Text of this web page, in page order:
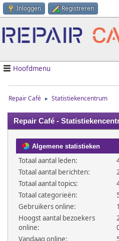
Inloggen Registreren
Hoofdmenu
Repair Café ► Statistiekencentrum
Repair Café -
Algemene statistieken
Totaal aantal leden:
Totaal aantal berichten:
Totaal aantal topics:
Totaal categorieën:
Gebruikers online:
Hoogst aantal bezoekers
online:
Vandaag online: